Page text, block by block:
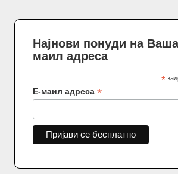
Најнови понуди на
маил адреса
*
Е-маил адреса *